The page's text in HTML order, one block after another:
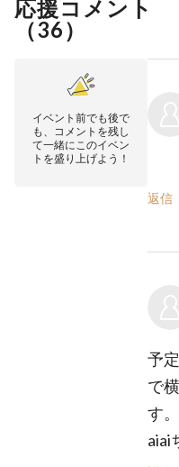
応援コメント
（36）
イベント前でも後で
も、コメントを残し
て一緒にこのイベン
トを盛り上げよう！
返信
予
で
す。
aiai